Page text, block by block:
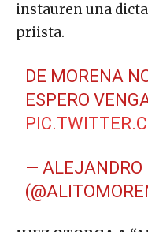
instauren una
priista.
DE MORENA
ESPERO
— ALEJANDRO